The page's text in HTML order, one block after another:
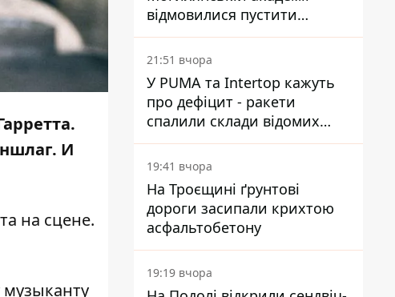
И
на сцене.
відмовилися пустити
комісію з охорони пам'яток
на територію
21:51 вчора
У PUMA та Intertop кажуть
про дефіцит - ракети
спалили склади відомих
брендів
19:41 вчора
На Троєщині ґрунтові
дороги засипали крихтою
асфальтобетону
19:19 вчора